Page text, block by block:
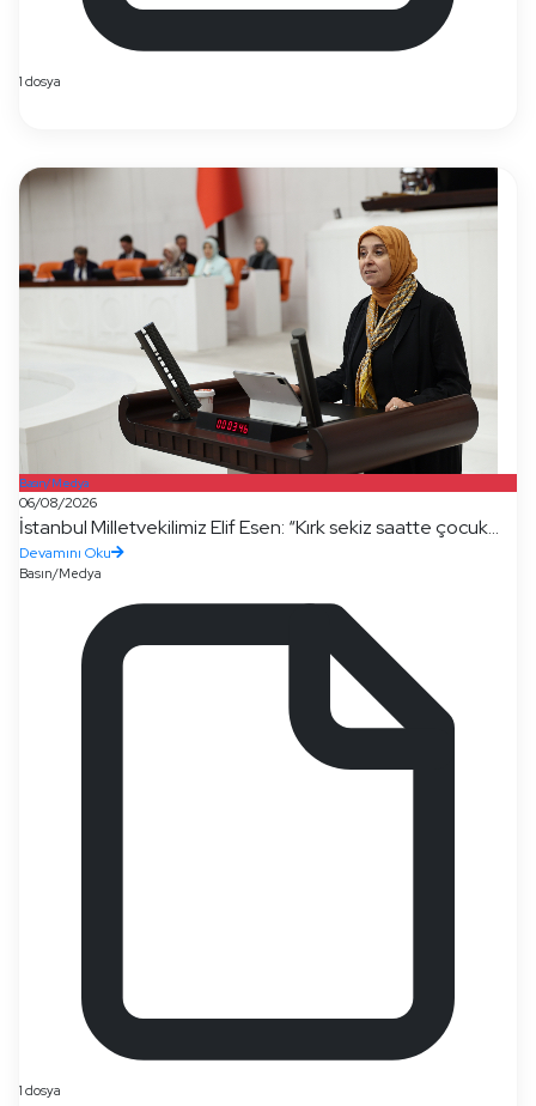
1 dosya
Basın/Medya
06/08/2026
İstanbul Milletvekilimiz Elif Esen: “Kırk sekiz saatte çocuk...
Devamını Oku
Basın/Medya
1 dosya